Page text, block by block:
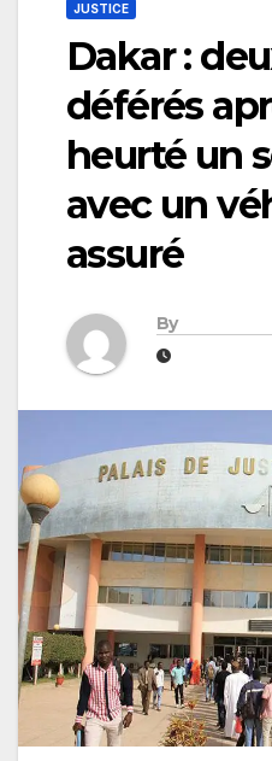
JUSTICE
Dakar :
déférés
heurté un
avec un
assuré
By